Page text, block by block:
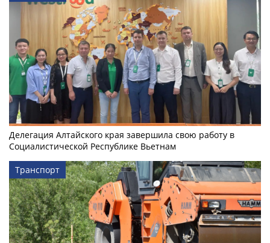
Делегация Алтайского края завершила свою работу в
Социалистической Республике Вьетнам
Транспорт